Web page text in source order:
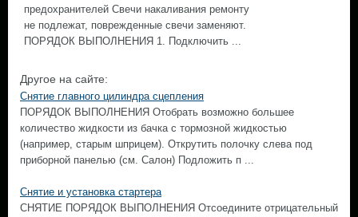
предохранителей Свечи накаливания ремонту
не подлежат, поврежденные свечи заменяют.
ПОРЯДОК ВЫПОЛНЕНИЯ 1. Подключить ...
Другое на сайте:
Снятие главного цилиндра сцепления
ПОРЯДОК ВЫПОЛНЕНИЯ Отобрать возможно большее
количество жидкости из бачка с тормозной жидкостью
(например, старым шприцем). Открутить полочку слева под
приборной панелью (см. Салон) Подложить п ...
Снятие и установка стартера
СНЯТИЕ ПОРЯДОК ВЫПОЛНЕНИЯ Отсоедините отрицательный